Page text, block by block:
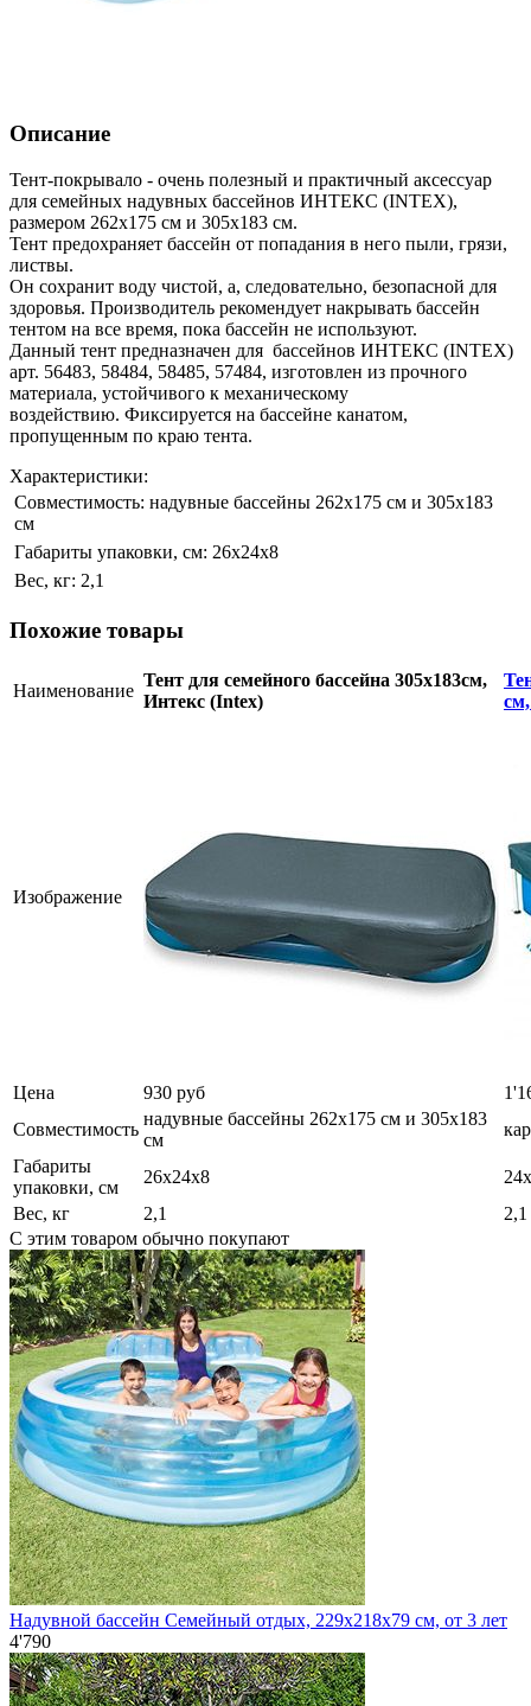
Описание
Тент-покрывало - очень полезный и практичный аксессуар
для семейных надувных бассейнов ИНТЕКС (INTEX),
размером 262х175 см и 305х183 см.
Тент предохраняет бассейн от попадания в него пыли, грязи,
листвы.
Он сохранит воду чистой, а, следовательно, безопасной для
здоровья. Производитель рекомендует накрывать бассейн
тентом на все время, пока бассейн не используют.
Данный тент предназначен для бассейнов ИНТЕКС (INTEX)
арт. 56483, 58484, 58485, 57484, изготовлен из прочного
материала, устойчивого к механическому
воздействию. Фиксируется на бассейне канатом,
пропущенным по краю тента.
Характеристики:
Совместимость: надувные бассейны 262х175 см и 305х183
см
Габариты упаковки, см: 26х24х8
Вес, кг: 2,1
Похожие товары
Наименование
Тент для семейного бассейна 305х183см,
Интекс (Intex)
Изображение
Цена 930 руб
Совместимость
надувные бассейны 262х175 см и 305х183
см
Габариты
упаковки, см
26х24х8
Вес, кг
2,1
2,1
С этим товаром обычно покупают
Надувной бассейн Семейный отдых, 229х218х79 см, от 3 лет
4'790